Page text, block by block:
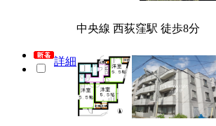
詳細
中央線 西荻窪駅 徒歩8分